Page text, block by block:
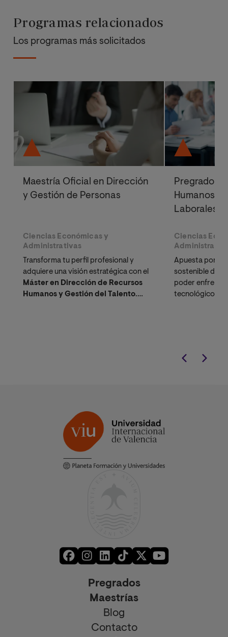
Programas relacionados
Los programas más solicitados
Maestría Oficial en Dirección
y Gestión de Personas
Ciencias Económicas y
Administrativas
Transforma tu perfil profesional y
adquiere una visión estratégica con el
Máster en Dirección de Recursos
Humanos y Gestión del Talento.
Pregrado
Humanos y
Laborales
Ciencias
Apuesta por
sostenible de
poder
tecnológicos
Pregrados
Maestrías
Blog
Contacto